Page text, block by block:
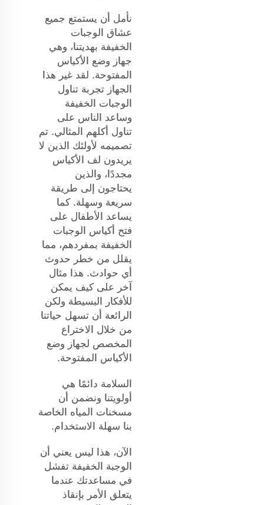
نأمل أن يستمتع جميع
عشاق الوجبات
الخفيفة بهديتنا، وهي
جهاز وضع الأكياس
المفتوحة. لقد غير هذا
الجهاز تجربة تناول
الوجبات الخفيفة
وساعد الناس على
تناول أكلهم المثالي. تم
تصميمه لأولئك الذين لا
يريدون لف الأكياس
مجددًا، والذين
يحتاجون إلى طريقة
سريعة وسهلة. كما
يساعد الأطفال على
فتح أكياس الوجبات
الخفيفة بمفردهم، مما
يقلل من خطر حدوث
أي حوادث. هذا مثال
آخر على كيف يمكن
للأفكار البسيطة ولكن
الرائعة أن تسهل حياتنا
من خلال الاختراع
المخصص لجهاز وضع
الأكياس المفتوحة.
السلامة دائمًا هي
أولويتنا ونضمن أن
مسخنات المياه الخاصة
بنا سهلة الاستخدام.
الآن، هذا ليس يعني أن
الوجبة الخفيفة تفشل
في مساعدتك عندما
يتعلق الأمر بإنقاذ